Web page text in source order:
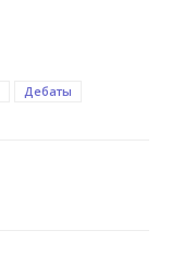
Дебаты